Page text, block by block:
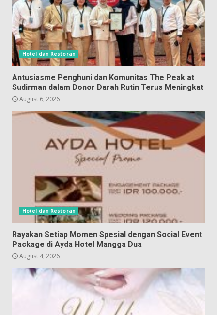
Hotel dan Restoran
Antusiasme Penghuni dan Komunitas The Peak at
Sudirman dalam Donor Darah Rutin Terus Meningkat
August 6, 2026
Hotel dan Restoran
Rayakan Setiap Momen Spesial dengan Social Event
Package di Ayda Hotel Mangga Dua
August 4, 2026